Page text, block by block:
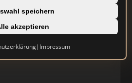
speichern
akzeptieren
| Impressum